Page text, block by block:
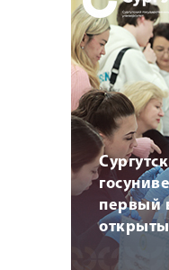
первый